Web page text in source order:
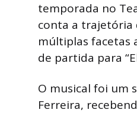
temporada no
conta a trajetória
múltiplas facetas
de partida para
O musical foi um
Ferreira,